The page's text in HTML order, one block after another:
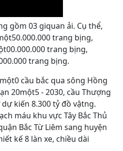
gồm 03 giquan ải. Cụ thể,
trang bịng,
trang bịng,
trang bịng.
cầu bắc qua sông Hồng
20một5 - 2030, cầu Thượng
kiến 8.300 tỷ đồ vậtng.
máu khu vực Tây Bắc Thủ
Bắc Từ Liêm sang huyện
kế 8 làn xe, chiều dài